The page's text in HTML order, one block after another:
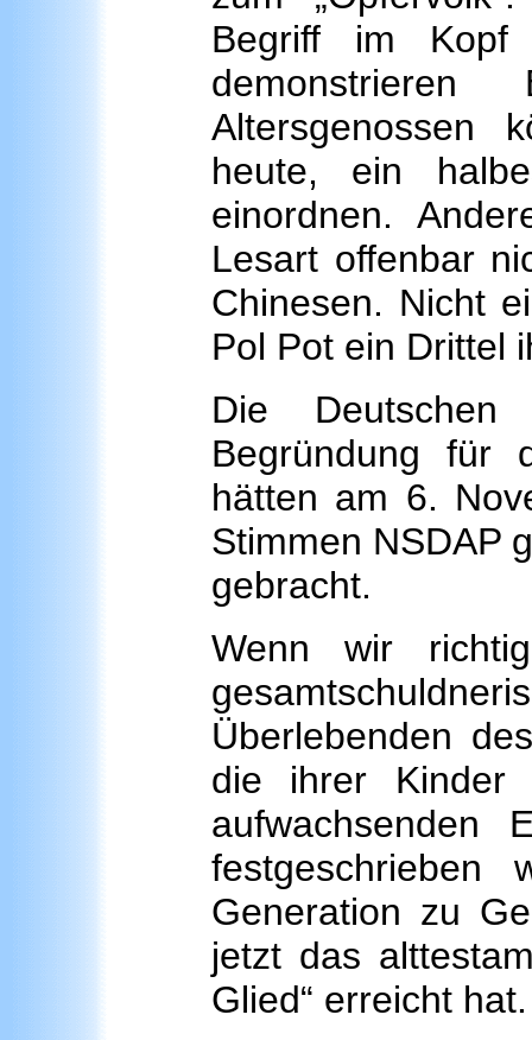
Begriff im Kopf
demonstrieren
Altersgenossen
heute, ein
einordnen.
Lesart offenbar
Chinesen. Nicht
Pol Pot ein Drittel
Die
Begründung für
hätten am 6.
Stimmen NSDAP
gebracht.
Wenn wir
Überlebenden
die ihrer Kinder
aufwachsenden
Generation zu
jetzt das
Glied“ erreicht hat.